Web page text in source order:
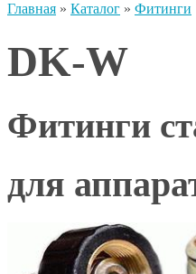
Главная » Каталог » Фитинги
DK-W
Фитинги
для